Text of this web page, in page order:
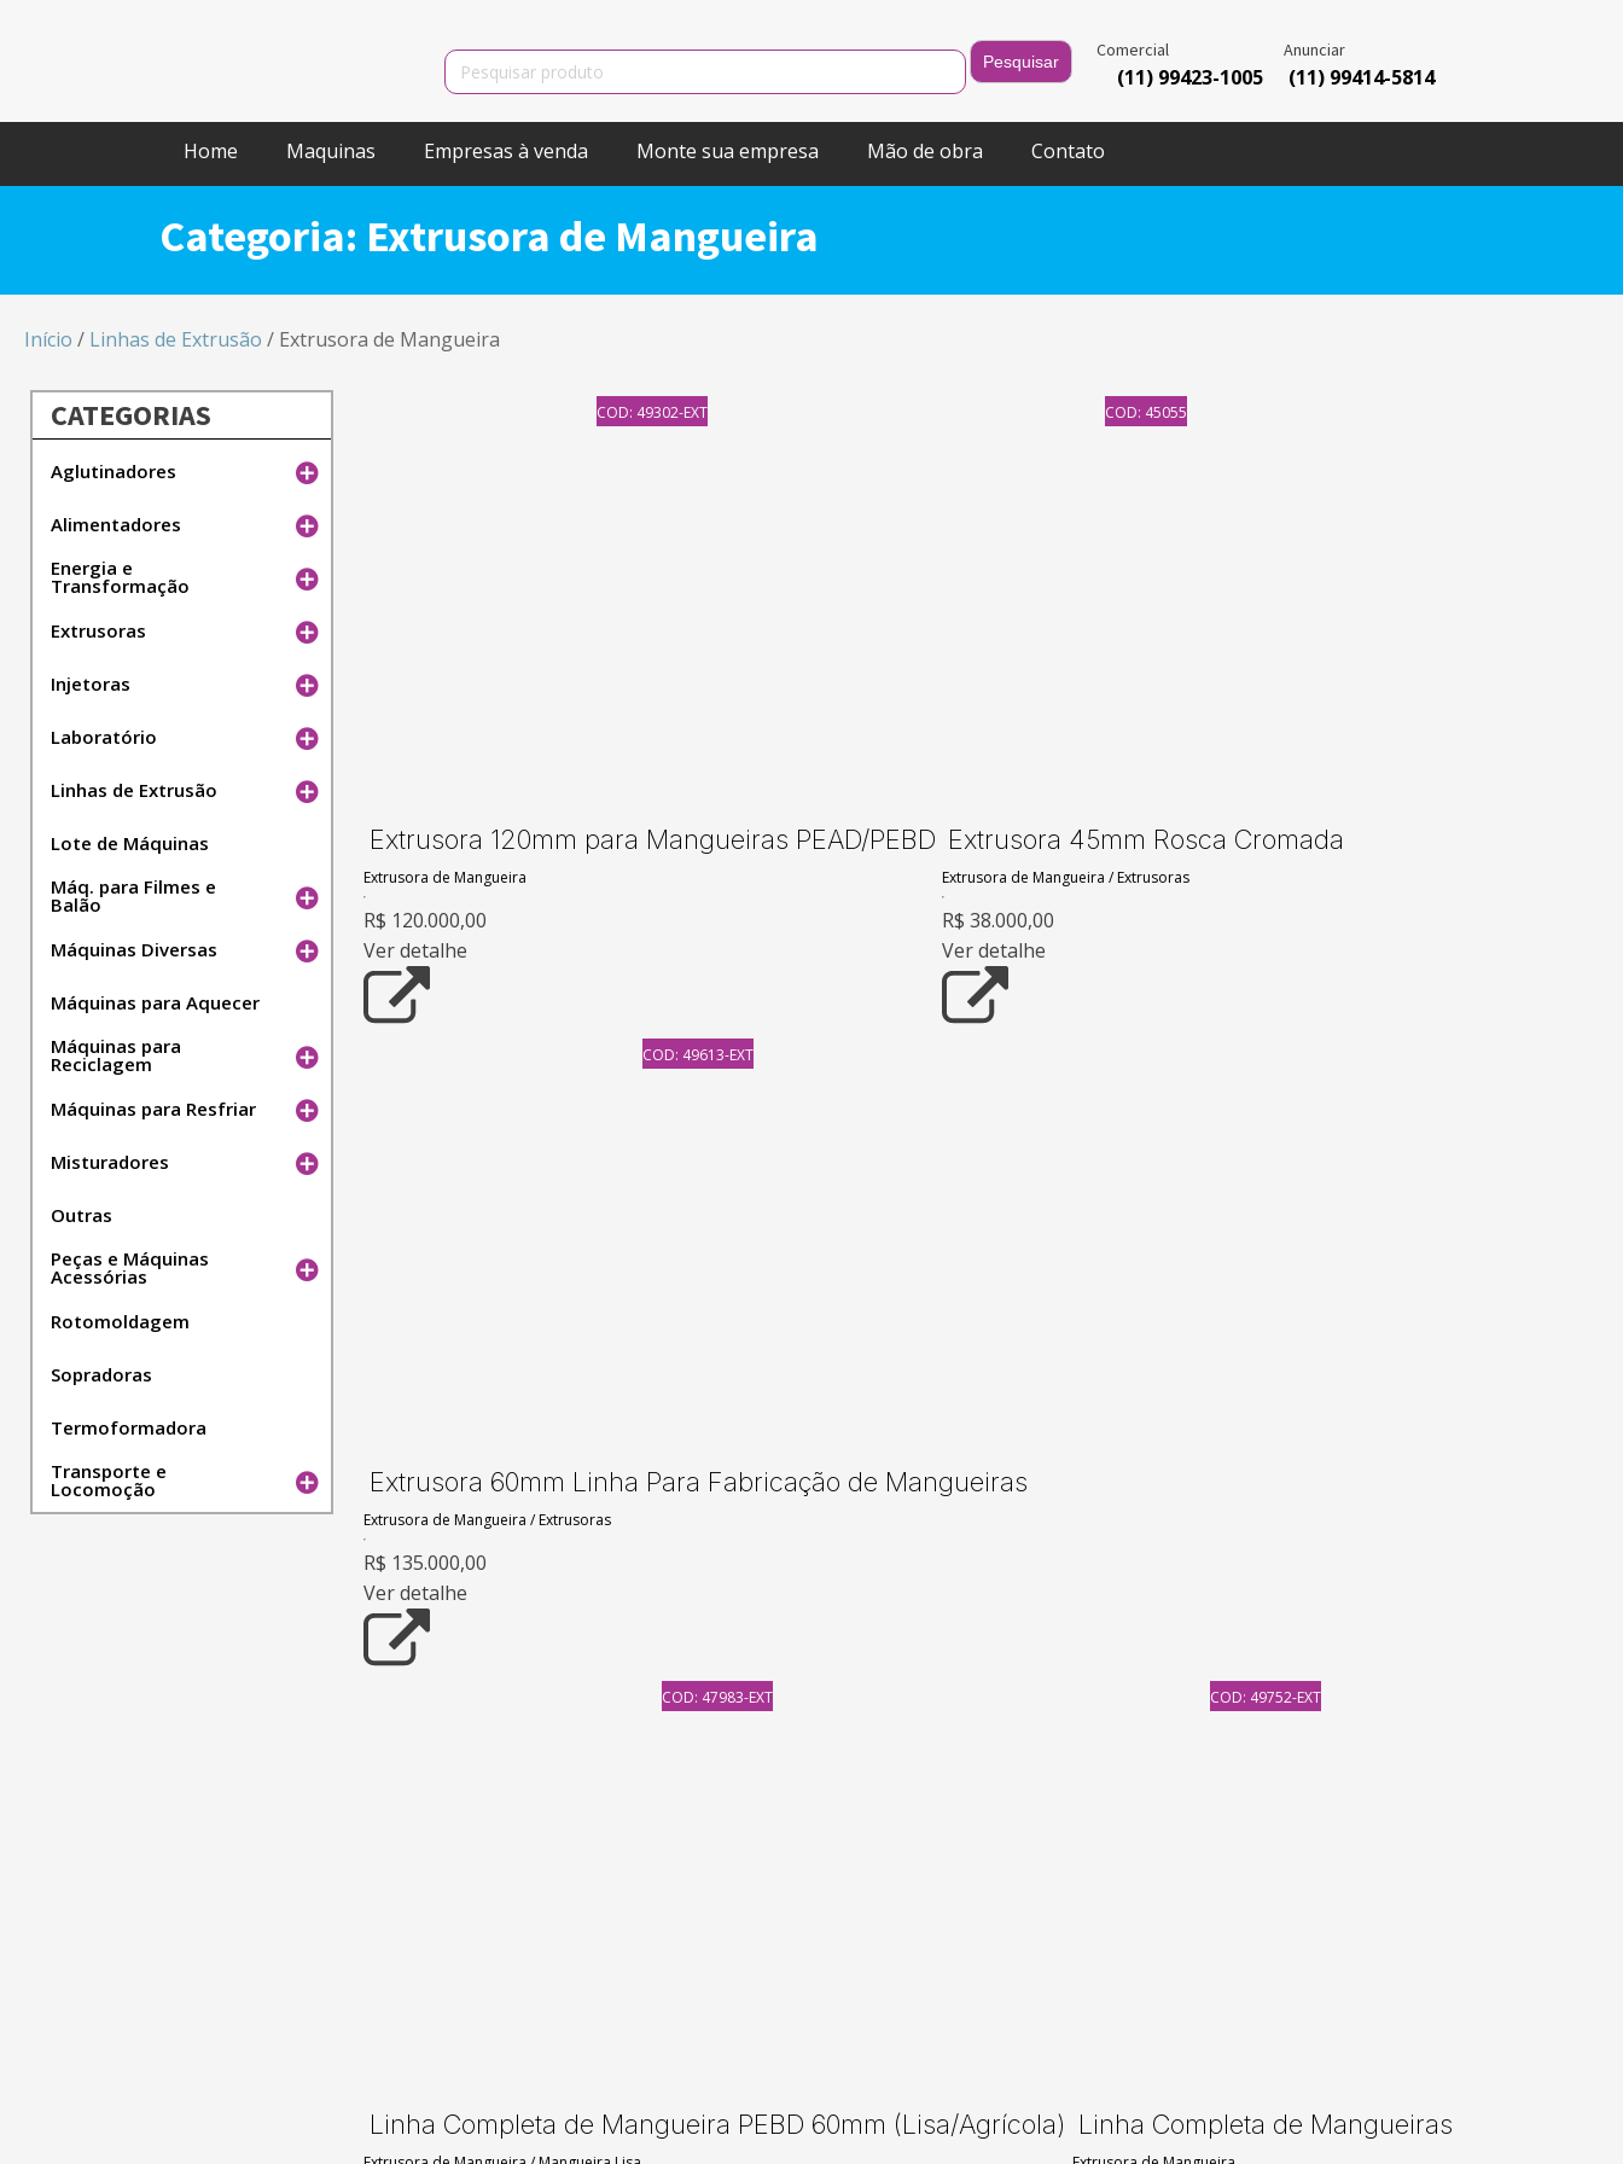
Search
for:
Comercial
(11) 99423-1005
Anunciar
(11) 99414-5814
Home Maquinas Empresas à venda Monte sua empresa Mão de obra Contato
Categoria: Extrusora de Mangueira
Início / Linhas de Extrusão / Extrusora de Mangueira
CATEGORIAS
Aglutinadores
Alimentadores
Energia e
Transformação
Extrusoras
Injetoras
Laboratório
Linhas de Extrusão
Lote de Máquinas
Máq. para Filmes e
Balão
Máquinas Diversas
Máquinas para Aquecer
Máquinas para
Reciclagem
Máquinas para Resfriar
Misturadores
Outras
Peças e Máquinas
Acessórias
Rotomoldagem
Sopradoras
Termoformadora
Transporte e
Locomoção
COD: 49302-EXT
Extrusora 120mm para Mangueiras PEAD/PEBD
Extrusora de Mangueira
R$ 120.000,00
Ver detalhe
COD: 45055
Extrusora 45mm Rosca Cromada
Extrusora de Mangueira /Extrusoras
R$ 38.000,00
Ver detalhe
COD: 49613-EXT
Extrusora 60mm Linha Para Fabricação de Mangueiras
Extrusora de Mangueira /Extrusoras
R$ 135.000,00
Ver detalhe
COD: 47983-EXT
Linha Completa de Mangueira PEBD 60mm (Lisa/Agrícola)
COD: 49752-EXT
Linha Completa de Mangueiras